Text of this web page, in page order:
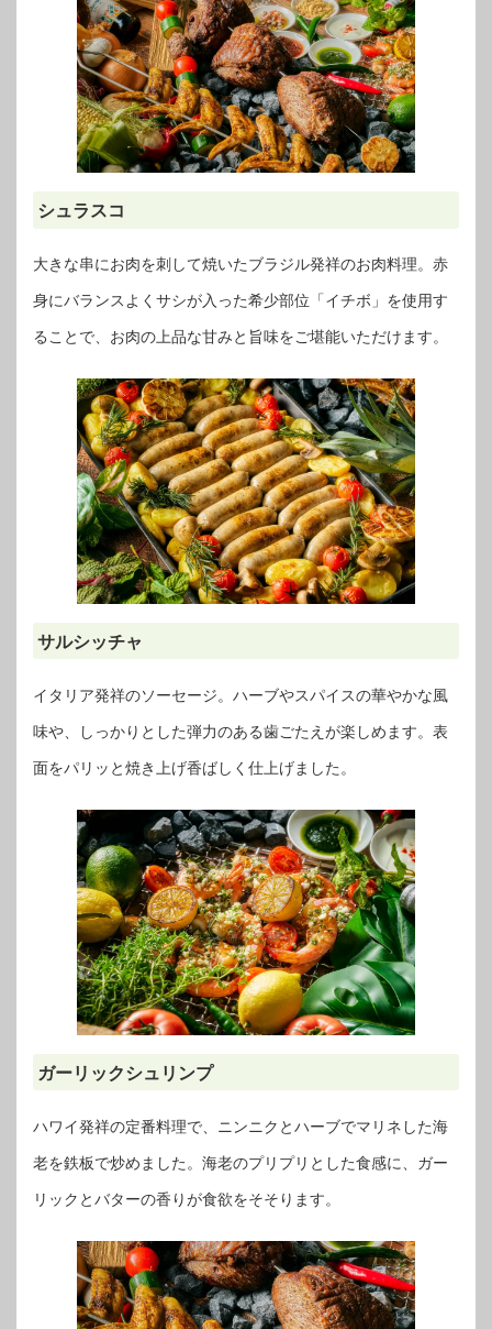
シュラスコ
大きな串にお肉を刺して焼いたブラジル発祥のお肉料理。赤
身にバランスよくサシが入った希少部位「イチボ」を使用す
ることで、お肉の上品な甘みと旨味をご堪能いただけます。
サルシッチャ
イタリア発祥のソーセージ。ハーブやスパイスの華やかな風
味や、しっかりとした弾力のある歯ごたえが楽しめます。表
面をパリッと焼き上げ香ばしく仕上げました。
ガーリックシュリンプ
ハワイ発祥の定番料理で、ニンニクとハーブでマリネした海
老を鉄板で炒めました。海老のプリプリとした食感に、ガー
リックとバターの香りが食欲をそそります。